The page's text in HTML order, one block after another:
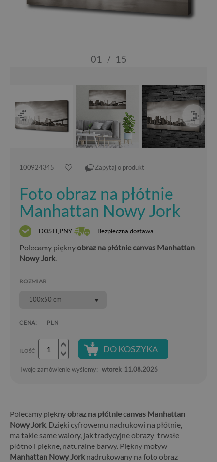
01 / 15
100924345 Zapytaj o produkt
Foto obraz na płótnie
Manhattan Nowy Jork
DOSTĘPNY Bezpieczna dostawa
Polecamy pięknyobraz na płótnie canvas Manhattan
Nowy Jork.
ROZMIAR
100x50 cm
CENA: PLN
ILOŚĆ DO KOSZYKA
Twoje zamówienie wyślemy: wtorek 11.08.2026
Polecamy pięknyobraz na płótnie canvas Manhattan
Nowy Jork. Dzięki cyfrowemu nadrukowi na płótnie,
ma takie same walory, jak tradycyjne obrazy: trwałe
płótno i piękne, naturalne barwy. Piękny motyw
Manhattan Nowy Jorknadrukowany na foto obraz